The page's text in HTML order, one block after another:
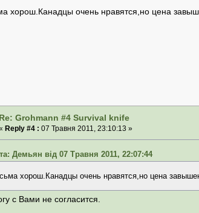
хорош.Канадцы очень нравятся,но цена
Re: Grohmann #4 Survival knife
Reply #4 : 07 Травня 2011, 23:10:13 »
Демьян від 07 Травня 2011, 22:07:44
хорош.Канадцы очень нравятся,но цена
с Вами не согласится.